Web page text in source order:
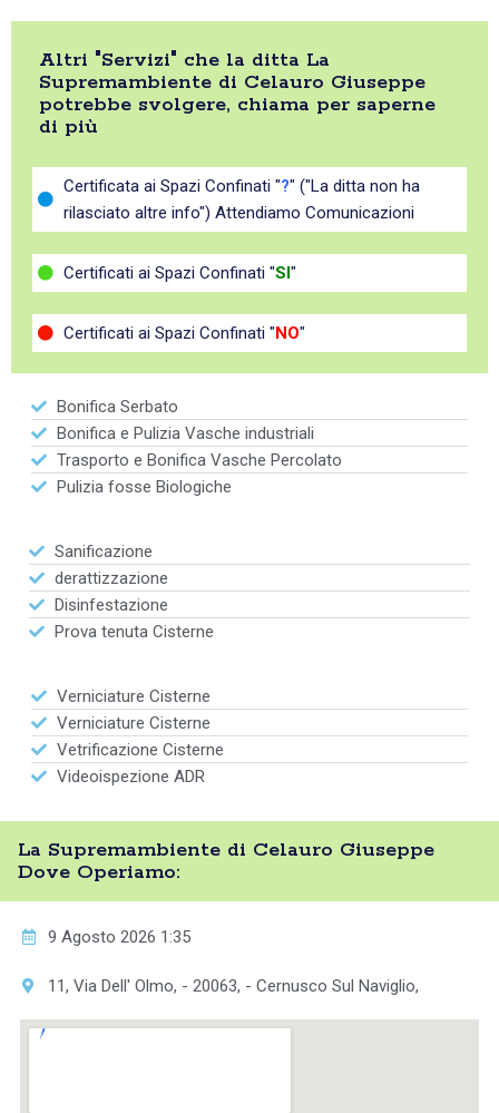
Altri "Servizi" che la ditta La
Supremambiente di Celauro Giuseppe
potrebbe svolgere, chiama per saperne
di più
Certificata ai Spazi Confinati "?" ("La ditta non ha
rilasciato altre info") Attendiamo Comunicazioni
Certificati ai Spazi Confinati "SI "
Certificati ai Spazi Confinati " NO"
Bonifica Serbato
Bonifica e Pulizia Vasche industriali
Trasporto e Bonifica Vasche Percolato
Pulizia fosse Biologiche
Sanificazione
derattizzazione
Disinfestazione
Prova tenuta Cisterne
Verniciature Cisterne
Verniciature Cisterne
Vetrificazione Cisterne
Videoispezione ADR
La Supremambiente di Celauro Giuseppe
Dove Operiamo:
9 Agosto 2026 1:35
11, Via Dell' Olmo, - 20063, - Cernusco Sul Naviglio,